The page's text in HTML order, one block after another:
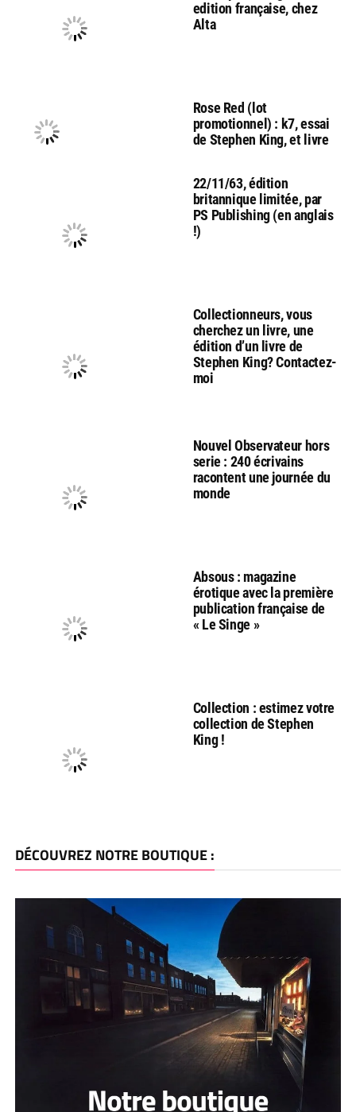
edition française, chez
Alta
Rose Red (lot
promotionnel) : k7, essai
de Stephen King, et livre
22/11/63, édition
britannique limitée, par
PS Publishing (en anglais
!)
Collectionneurs, vous
cherchez un livre, une
édition d’un livre de
Stephen King? Contactez-
moi
Nouvel Observateur hors
serie : 240 écrivains
racontent une journée du
monde
Absous : magazine
érotique avec la première
publication française de
« Le Singe »
Collection : estimez votre
collection de Stephen
King !
DÉCOUVREZ NOTRE BOUTIQUE :